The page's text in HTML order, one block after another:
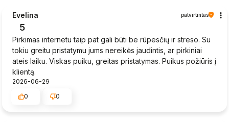
Evelina patvirtintas
5
Pirkimas internetu taip pat gali būti be rūpesčių ir streso. Su
tokiu greitu pristatymu jums nereikės jaudintis, ar pirkiniai
ateis laiku. Viskas puiku, greitas pristatymas. Puikus požiūris į
klientą.
2026-06-29
0
0